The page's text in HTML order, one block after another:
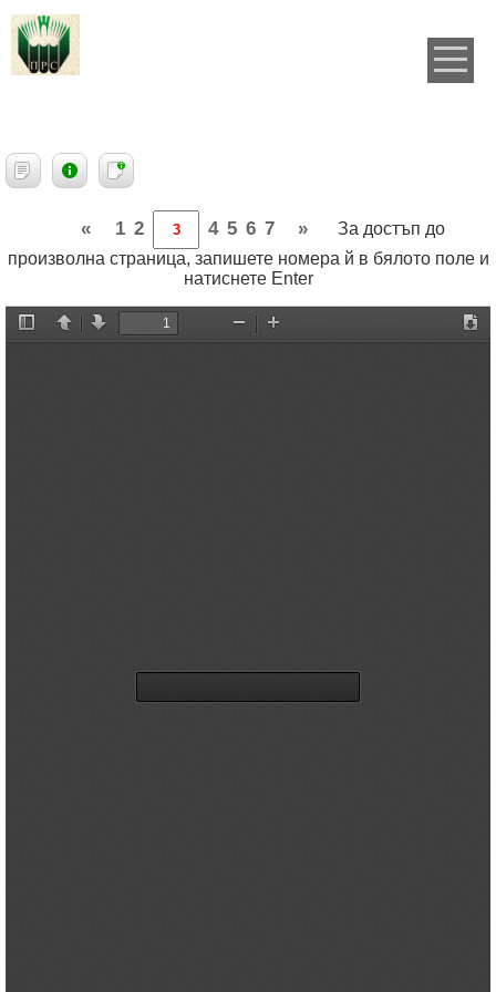
« 1 2 4 5 6 7 »
За достъп до
произволна страница, запишете номера й в бялото поле и
натиснете Enter